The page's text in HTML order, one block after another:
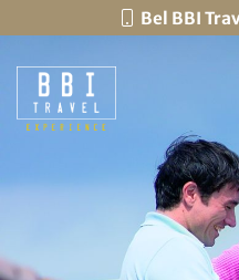
Bel BBI